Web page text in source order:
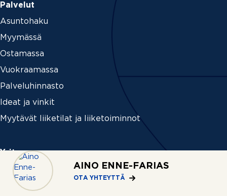
AINO ENNE-FARIAS
OTA YHTEYTTÄ
Palvelut
Asuntohaku
Myymässä
Ostamassa
Vuokraamassa
Palveluhinnasto
Ideat ja vinkit
Myytävät liiketilat ja liiketoiminnot
Yritys
Tietoa REMAXista
Medialle